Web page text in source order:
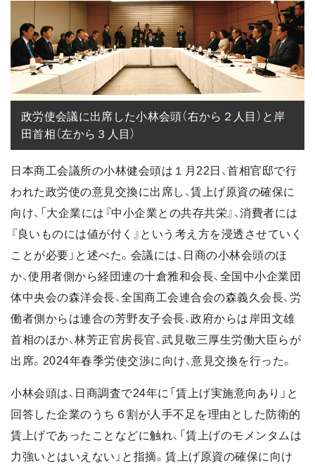
政労使会議に出席した小林会頭（右から２人目）と岸
田首相（左から３人目）
日本商工会議所の小林健会頭は１月22日、首相官邸で行
われた政労使の意見交換に出席し、賃上げ原資の確保に
向け、「大企業には『中小企業との共存共栄』、消費者には
『良いものには値が付く』という考え方を浸透させていく
ことが必要」と述べた。会議には、日商の小林会頭のほ
か、使用者側から経団連の十倉雅和会長、全国中小企業団
体中央会の森洋会長、全国商工会連合会の森義久会長、労
働者側からは連合の芳野友子会長、政府からは岸田文雄
首相のほか、林芳正官房長官、武見敬三厚生労働大臣らが
出席。2024年春季労使交渉に向け、意見交換を行った。
小林会頭は、日商調査で24年に「賃上げ実施意向あり」と
回答した企業のうち６割が人手不足を理由とした防衛的
賃上げであったことなどに触れ、「賃上げのモメンタムは
力強いとはいえない」と指摘。賃上げ原資の確保に向け